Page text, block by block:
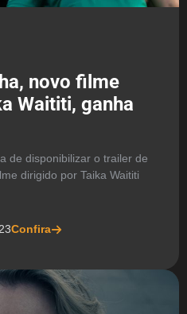
novo filme
Waititi, ganha
de disponibilizar o trailer de
dirigido por Taika Waititi
Confira